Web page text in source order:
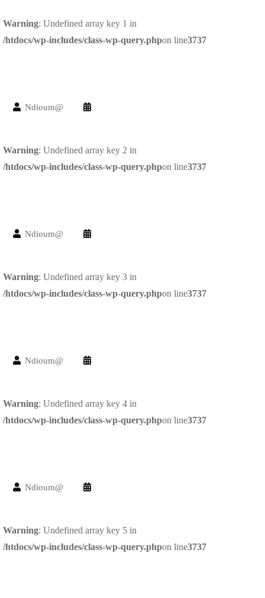
Warning: Undefined array key 1 in
/htdocs/wp-includes/class-wp-query.phpon line3737
Ndioum@
Warning: Undefined array key 2 in
/htdocs/wp-includes/class-wp-query.phpon line3737
Ndioum@
Warning: Undefined array key 3 in
/htdocs/wp-includes/class-wp-query.phpon line3737
Ndioum@
Warning: Undefined array key 4 in
/htdocs/wp-includes/class-wp-query.phpon line3737
Ndioum@
Warning: Undefined array key 5 in
/htdocs/wp-includes/class-wp-query.phpon line3737